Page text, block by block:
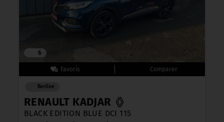
6
Berline
RENAULT KADJAR
BLACK EDITION BLUE DCI 115